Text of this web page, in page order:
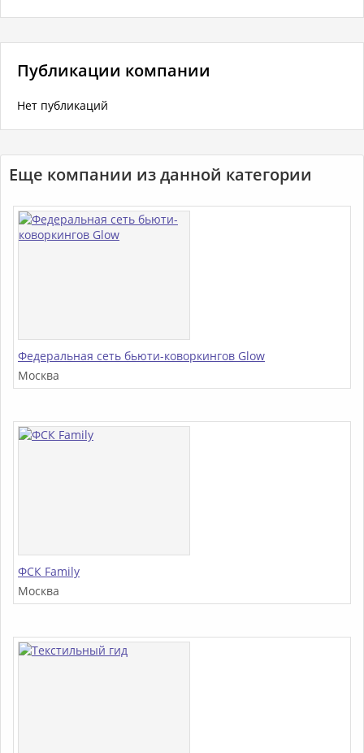
Публикации компании
Нет публикаций
Еще компании из данной категории
Федеральная сеть бьюти-коворкингов Glow
Москва
ФСК Family
Москва